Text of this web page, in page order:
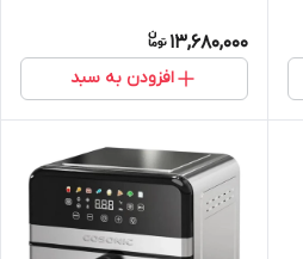
13,680,000
افزودن به سبد